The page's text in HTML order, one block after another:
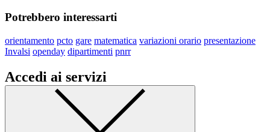
Potrebbero interessarti
orientamento pcto gare matematica variazioni orario presentazione
Invalsi openday dipartimenti pnrr
Accedi ai servizi